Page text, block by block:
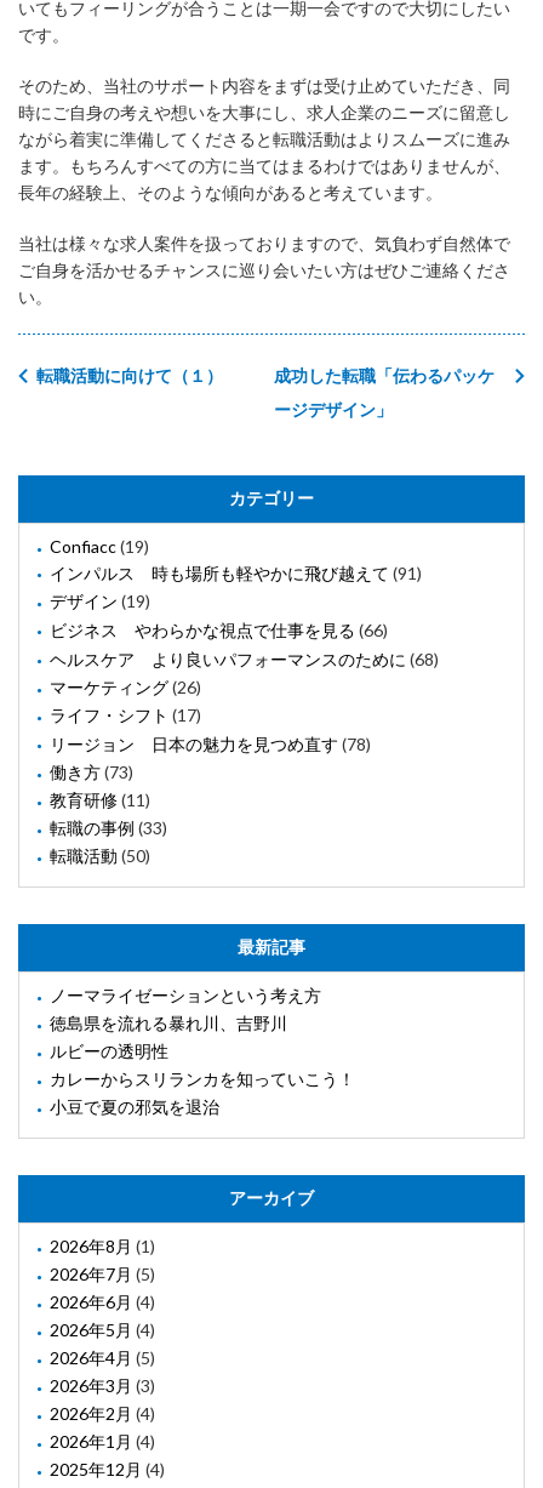
いてもフィーリングが合うことは一期一会ですので大切にしたい
です。
そのため、当社のサポート内容をまずは受け止めていただき、同
時にご自身の考えや想いを大事にし、求人企業のニーズに留意し
ながら着実に準備してくださると転職活動はよりスムーズに進み
ます。もちろんすべての方に当てはまるわけではありませんが、
長年の経験上、そのような傾向があると考えています。
当社は様々な求人案件を扱っておりますので、気負わず自然体で
ご自身を活かせるチャンスに巡り会いたい方はぜひご連絡くださ
い。
成功した転職「伝わるパッケ
ージデザイン」
転職活動に向けて（１）
カテゴリー
Confiacc(19)
インパルス 時も場所も軽やかに飛び越えて (91)
デザイン (19)
ビジネス やわらかな視点で仕事を見る (66)
ヘルスケア より良いパフォーマンスのために (68)
マーケティング(26)
ライフ・シフト (17)
リージョン 日本の魅力を見つめ直す (78)
働き方(73)
教育研修(11)
転職の事例 (33)
転職活動 (50)
最新記事
ノーマライゼーションという考え方
徳島県を流れる暴れ川、吉野川
ルビーの透明性
カレーからスリランカを知っていこう！
小豆で夏の邪気を退治
アーカイブ
2026年8月 (1)
2026年7月 (5)
2026年6月 (4)
2026年5月 (4)
2026年4月 (5)
2026年3月 (3)
2026年2月 (4)
2026年1月 (4)
2025年12月 (4)